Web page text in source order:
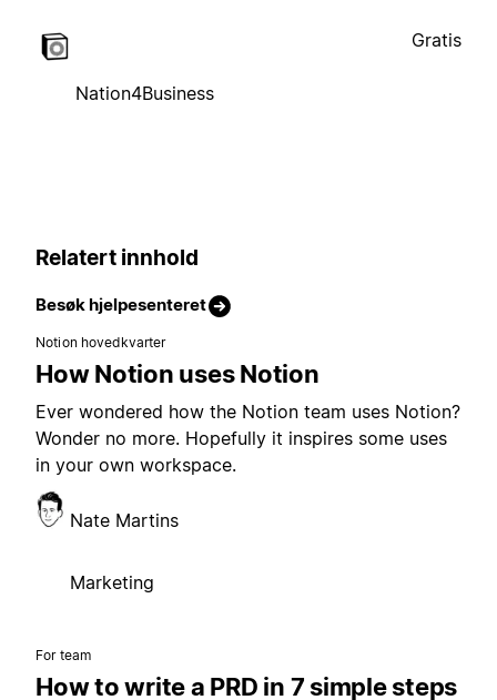
Nation4Business
Gratis
Relatert innhold
Besøk hjelpesenteret
Notion hovedkvarter
How Notion uses Notion
Ever wondered how the Notion team uses Notion?
Wonder no more. Hopefully it inspires some uses
in your own workspace.
Nate Martins
Marketing
For team
How to write a PRD in 7 simple steps